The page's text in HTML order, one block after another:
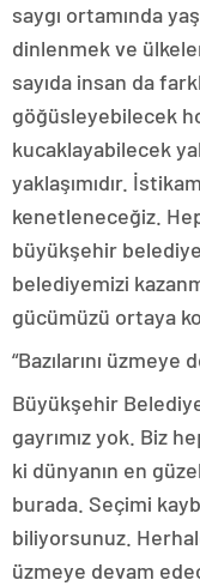
saygı ortamında
dinlenmek ve
sayıda insan da
göğüsleyebilecek
kucaklayabilecek
yaklaşımıdır.
kenetleneceğiz.
büyükşehir
belediyemizi
gücümüzü ortaya
“Bazılarını üzmeye
Büyükşehir
gayrımız yok. Biz
ki dünyanın en
burada. Seçimi
biliyorsunuz.
üzmeye devam